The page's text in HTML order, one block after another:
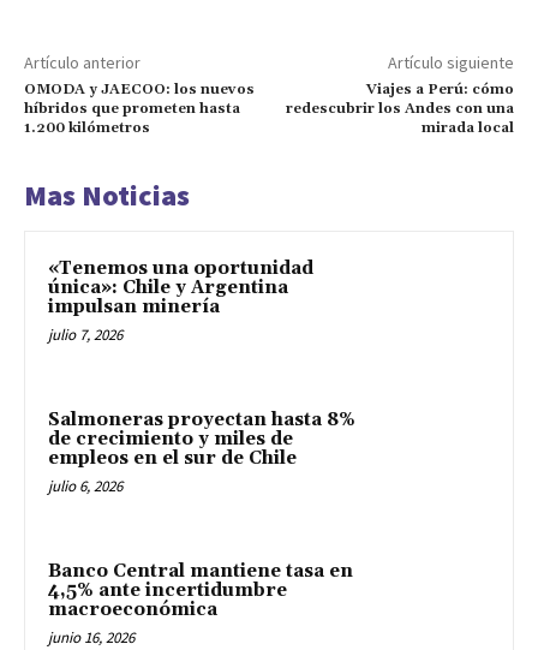
Artículo anterior
OMODA y JAECOO: los nuevos
híbridos que prometen hasta
1.200 kilómetros
Artículo siguiente
Viajes a Perú: cómo
redescubrir los Andes con una
mirada local
Mas Noticias
«Tenemos una oportunidad
única»: Chile y Argentina
impulsan minería
julio 7, 2026
Salmoneras proyectan hasta 8%
de crecimiento y miles de
empleos en el sur de Chile
julio 6, 2026
Banco Central mantiene tasa en
4,5% ante incertidumbre
macroeconómica
junio 16, 2026